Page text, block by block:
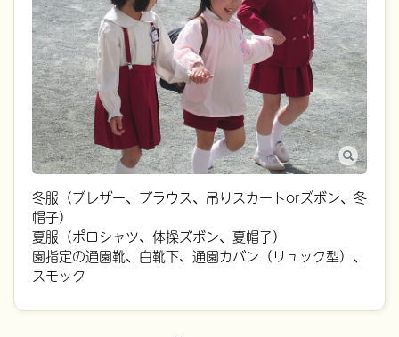
冬服（ブレザー、ブラウス、吊りスカートorズボン、冬
帽子）
夏服（ポロシャツ、体操ズボン、夏帽子）
園指定の通園靴、白靴下、通園カバン（リュック型）、
スモック